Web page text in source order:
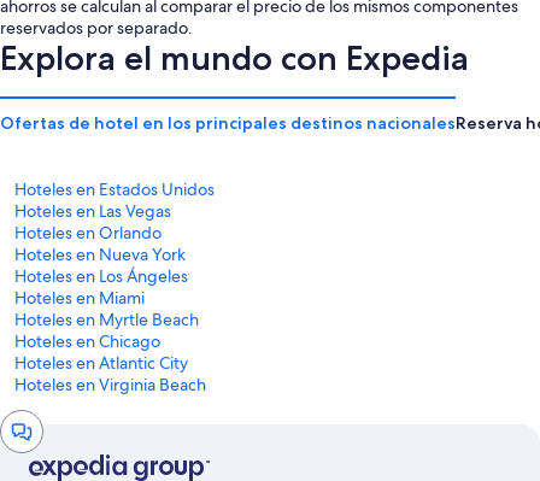
ahorros se calculan al comparar el precio de los mismos componentes
reservados por separado.
Explora el mundo con Expedia
Ofertas de hotel en los principales destinos nacionalesReserva
Hoteles en Estados Unidos
Hoteles en Las Vegas
Hoteles en Orlando
Hoteles en Nueva York
Hoteles en Los Ángeles
Hoteles en Miami
Hoteles en Myrtle Beach
Hoteles en Chicago
Hoteles en Atlantic City
Hoteles en Virginia Beach
Ventana
de
chat